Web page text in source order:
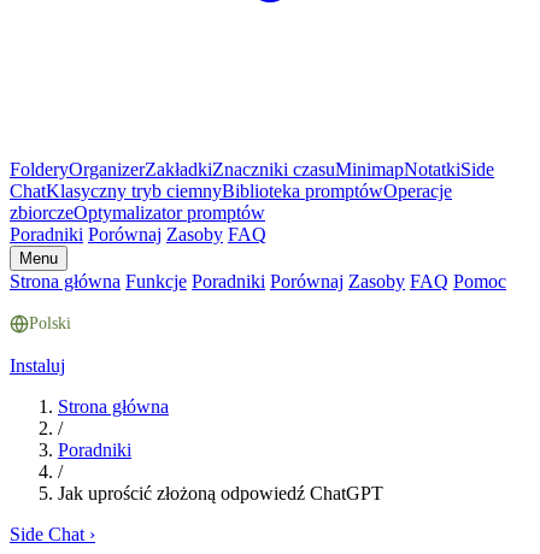
FolderyOrganizerZakładkiZnaczniki czasuMinimapNotatkiSide
ChatKlasyczny tryb ciemnyBiblioteka promptówOperacje
zbiorczeOptymalizator promptów
Poradniki Porównaj Zasoby FAQ
Menu
Strona główna Funkcje Poradniki Porównaj Zasoby FAQ Pomoc
Polski
Instaluj
Strona główna
/
Poradniki
/
Jak uprościć złożoną odpowiedź ChatGPT
Side Chat ›